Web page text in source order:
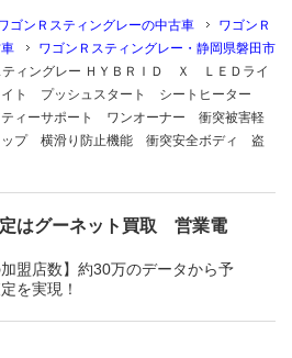
ゴンＲスティングレーの中古車
ワゴンＲ
ワゴンＲスティングレー・静岡県磐田市
ティングレー ＨＹＢＲＩＤ Ｘ ＬＥＤライ
ト プッシュスタート シートヒーター
ィーサポート ワンオーナー 衝突被害軽
ップ 横滑り防止機能 衝突安全ボディ 盗
はグーネット買取 営業電
加盟店数】約30万のデータから予
を実現！